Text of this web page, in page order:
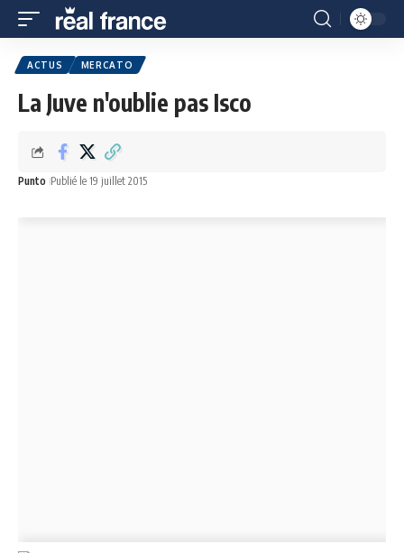
ACTUS MERCATO
La Juve n'oublie pas Isco
Punto Publié le 19 juillet 2015